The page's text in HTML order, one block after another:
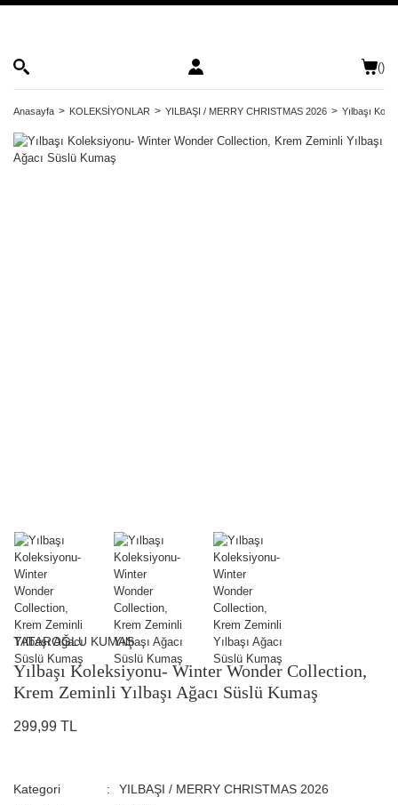
()
Anasayfa KOLEKSİYONLAR YILBAŞI / MERRY CHRISTMAS 2026 Yılbaşı
TATAROĞLU KUMAŞ
Yılbaşı Koleksiyonu- Winter Wonder Collection,
Krem Zeminli Yılbaşı Ağacı Süslü Kumaş
299,99 TL
Kategori
YILBAŞI / MERRY CHRISTMAS 2026